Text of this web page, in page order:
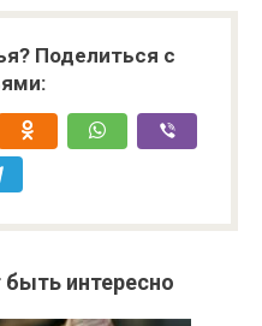
Поделиться с
интересно